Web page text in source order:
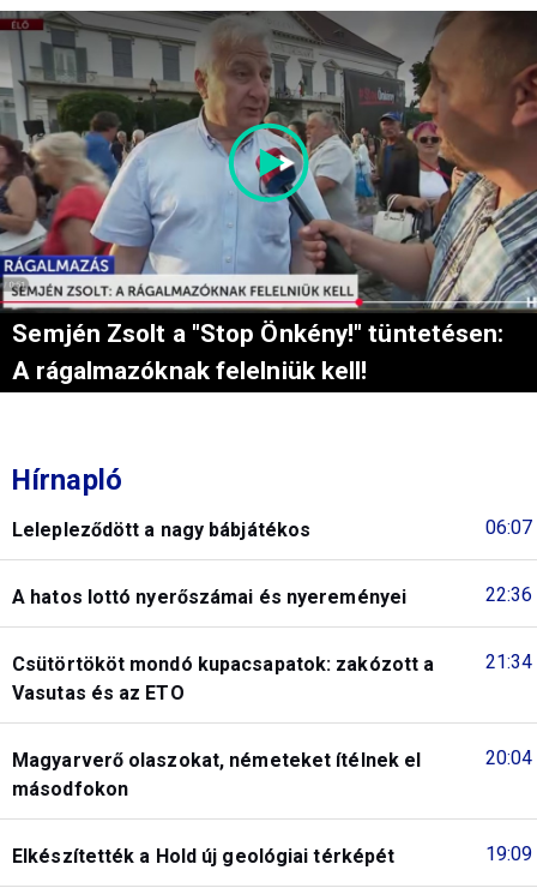
Semjén Zsolt a "Stop Önkény!" tüntetésen:
A rágalmazóknak felelniük kell!
Hírnapló
06:07
Lelepleződött a nagy bábjátékos
22:36
A hatos lottó nyerőszámai és nyereményei
21:34
Csütörtököt mondó kupacsapatok: zakózott a
Vasutas és az ETO
20:04
Magyarverő olaszokat, németeket ítélnek el
másodfokon
19:09
Elkészítették a Hold új geológiai térképét